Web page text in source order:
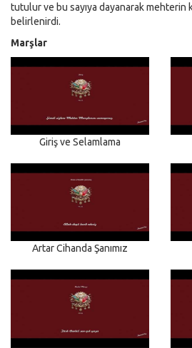
tutulur ve bu sayıya dayanarak mehterin
belirlenirdi.
Marşlar
Giriş ve Selamlama
Artar Cihanda Şanımız